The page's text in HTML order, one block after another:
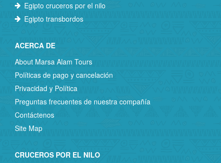
Egipto cruceros por el nilo
Egipto transbordos
ACERCA DE
About Marsa Alam Tours
Políticas de pago y cancelación
Privacidad y Política
Preguntas frecuentes de nuestra compañía
Contáctenos
Site Map
CRUCEROS POR EL NILO